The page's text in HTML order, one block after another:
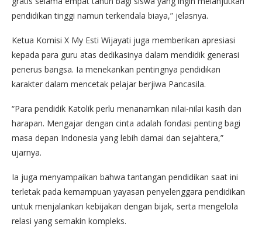
pendidikan tinggi namun terkendala biaya,” jelasnya.
Ketua Komisi X My Esti Wijayati juga memberikan apresiasi
kepada para guru atas dedikasinya dalam mendidik generasi
penerus bangsa. Ia menekankan pentingnya pendidikan
karakter dalam mencetak pelajar berjiwa Pancasila.
“Para pendidik Katolik perlu menanamkan nilai-nilai kasih dan
harapan. Mengajar dengan cinta adalah fondasi penting bagi
masa depan Indonesia yang lebih damai dan sejahtera,”
ujarnya.
Ia juga menyampaikan bahwa tantangan pendidikan saat ini
terletak pada kemampuan yayasan penyelenggara pendidikan
untuk menjalankan kebijakan dengan bijak, serta mengelola
relasi yang semakin kompleks.